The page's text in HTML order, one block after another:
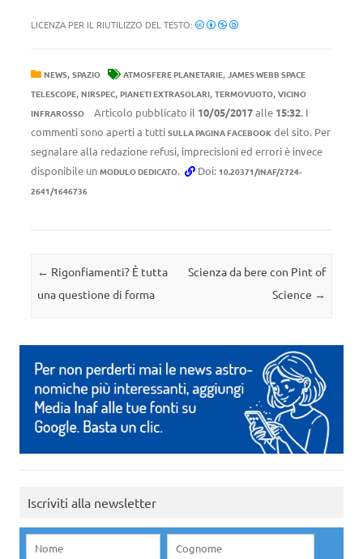
LICENZA PER IL RIUTILIZZO DEL TESTO:
NEWS, SPAZIO ATMOSFERE PLANETARIE, JAMES WEBB SPACE
TELESCOPE, NIRSPEC, PIANETI EXTRASOLARI, TERMOVUOTO, VICINO
INFRAROSSO
Articolo pubblicato il 10/05/2017alle 15:32. I
commenti sono aperti a tutti SULLA PAGINA FACEBOOK del sito. Per
segnalare alla redazione refusi, imprecisioni ed errori è invece
disponibile un MODULO DEDICATO. Doi: 10.20371/INAF/2724-
2641/1646736
Navigazione articolo
← Rigonfiamenti? È tutta
una questione di forma
Scienza da bere con Pint of
Science →
Iscriviti alla newsletter